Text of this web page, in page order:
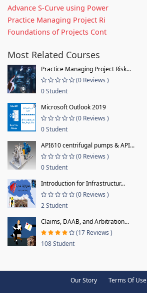
Advance S-Curve using Power
Practice Managing Project Ri
Foundations of Projects Cont
Most Related Courses
Practice Managing Project Risk...
(0 Reviews )
0 Student
Microsoft Outlook 2019
(0 Reviews )
0 Student
API610 centrifugal pumps & API...
(0 Reviews )
0 Student
Introduction for Infrastructur...
(0 Reviews )
2 Student
Claims, DAAB, and Arbitration...
(17 Reviews )
108 Student
Our Story Terms Of Use